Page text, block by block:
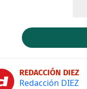
REDACCIÓN DIEZ
Redacción DIEZ